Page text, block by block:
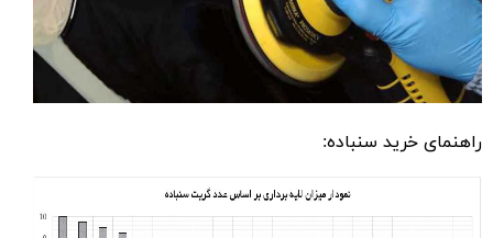
راهنمای خرید سنباده: